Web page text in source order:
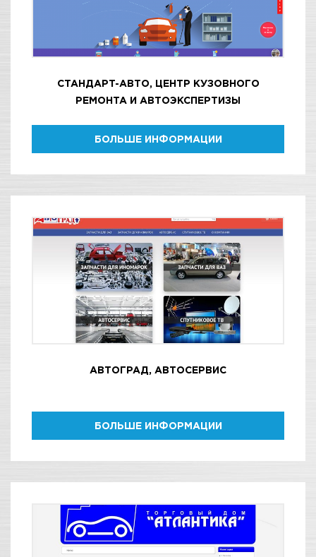
СТАНДАРТ-АВТО, ЦЕНТР КУЗОВНОГО
РЕМОНТА И АВТОЭКСПЕРТИЗЫ
БОЛЬШЕ ИНФОРМАЦИИ
АВТОГРАД, АВТОСЕРВИС
БОЛЬШЕ ИНФОРМАЦИИ